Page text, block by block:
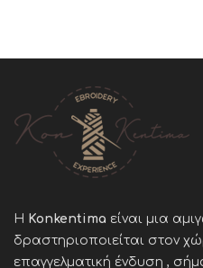
Η Konkentima είναι μια
δραστηριοποιείται στον
επαγγελματική ένδυση ,